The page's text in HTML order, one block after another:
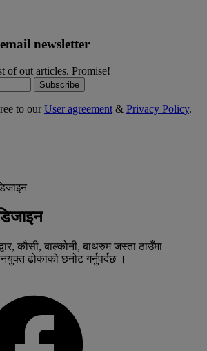
newsletter
of out articles. Promise!
Subscribe
to ourUser agreement & Privacy Policy.
कौसी, बाल्कोनी, बाथरुम जस्ता ठाउँमा
ढोकाको छनोट गर्नुपर्दछ ।